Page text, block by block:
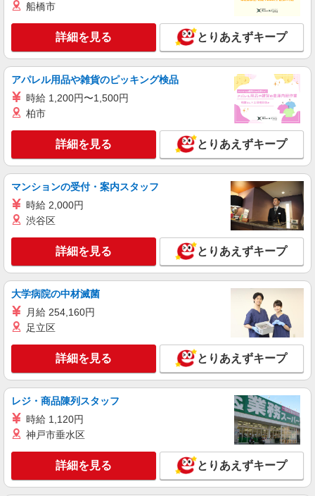
船橋市
詳細を見る とりあえずキープ
アパレル用品や雑貨のピッキング検品
時給 1,200円〜1,500円
柏市
詳細を見る とりあえずキープ
マンションの受付・案内スタッフ
時給 2,000円
渋谷区
詳細を見る とりあえずキープ
大学病院の中材滅菌
月給 254,160円
足立区
詳細を見る とりあえずキープ
レジ・商品陳列スタッフ
時給 1,120円
神戸市垂水区
詳細を見る とりあえずキープ